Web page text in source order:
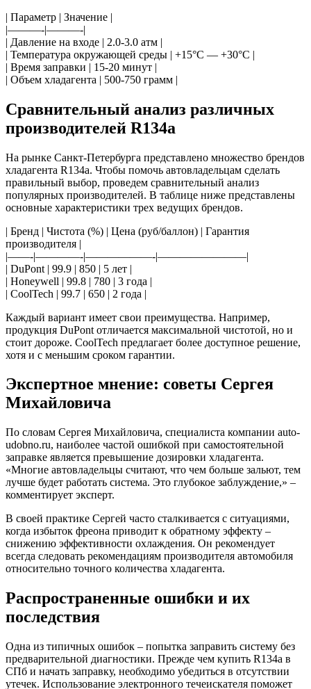
| Параметр | Значение |
|———-|———-|
| Давление на входе | 2.0-3.0 атм |
| Температура окружающей среды | +15°C — +30°C |
| Время заправки | 15-20 минут |
| Объем хладагента | 500-750 грамм |
Сравнительный анализ различных
производителей R134a
На рынке Санкт-Петербурга представлено множество брендов
хладагента R134a. Чтобы помочь автовладельцам сделать
правильный выбор, проведем сравнительный анализ
популярных производителей. В таблице ниже представлены
основные характеристики трех ведущих брендов.
| Бренд | Чистота (%) | Цена (руб/баллон) | Гарантия
производителя |
|——-|————-|——————-|————————|
| DuPont | 99.9 | 850 | 5 лет |
| Honeywell | 99.8 | 780 | 3 года |
| CoolTech | 99.7 | 650 | 2 года |
Каждый вариант имеет свои преимущества. Например,
продукция DuPont отличается максимальной чистотой, но и
стоит дороже. CoolTech предлагает более доступное решение,
хотя и с меньшим сроком гарантии.
Экспертное мнение: советы Сергея
Михайловича
По словам Сергея Михайловича, специалиста компании auto-
udobno.ru, наиболее частой ошибкой при самостоятельной
заправке является превышение дозировки хладагента.
«Многие автовладельцы считают, что чем больше зальют, тем
лучше будет работать система. Это глубокое заблуждение,» –
комментирует эксперт.
В своей практике Сергей часто сталкивается с ситуациями,
когда избыток фреона приводит к обратному эффекту –
снижению эффективности охлаждения. Он рекомендует
всегда следовать рекомендациям производителя автомобиля
относительно точного количества хладагента.
Распространенные ошибки и их
последствия
Одна из типичных ошибок – попытка заправить систему без
предварительной диагностики. Прежде чем купить R134a в
СПб и начать заправку, необходимо убедиться в отсутствии
утечек. Использование электронного течеискателя поможет